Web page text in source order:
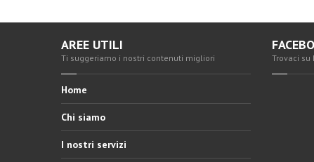
AREE UTILI
Ti suggeriamo i nostri contenuti migliori
Home
Chi siamo
I nostri servizi
Trovaci su